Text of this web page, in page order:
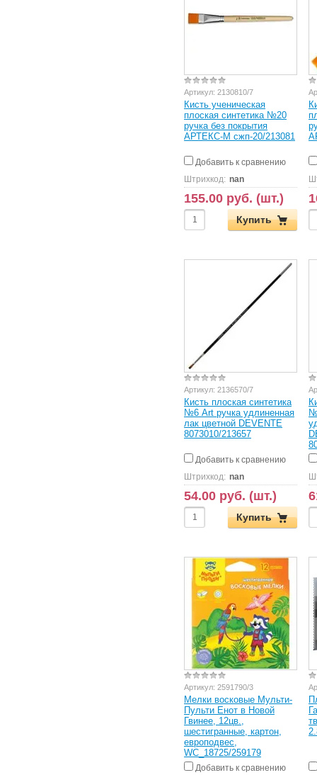
Артикул: 2130810/7
Кисть ученическая
плоская синтетика №20
ручка без покрытия
АРТЕКС-М сжп-20/213081
Добавить к сравнению
Штрихкод: nan
155.00 руб. (шт.)
Купить
Артикул: 2136570/7
Кисть плоская синтетика
№6 Art ручка удлиненная
лак цветной DEVENTE
8073010/213657
Добавить к сравнению
Штрихкод: nan
54.00 руб. (шт.)
Купить
Артикул: 2591790/3
Мелки восковые Мульти-
Пульти Енот в Новой
Гвинее, 12цв.,
шестигранные, картон,
европодвес,
WC_18725/259179
Добавить к сравнению